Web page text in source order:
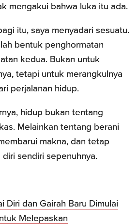
mengakui bahwa luka itu ada.
itu, saya menyadari sesuatu.
bentuk penghormatan
kedua. Bukan untuk
tetapi untuk merangkulnya
perjalanan hidup.
hidup bukan tentang
Melainkan tentang berani
makna, dan tetap
sendiri sepenuhnya.
Diri dan Gairah Baru Dimulai
Melepaskan